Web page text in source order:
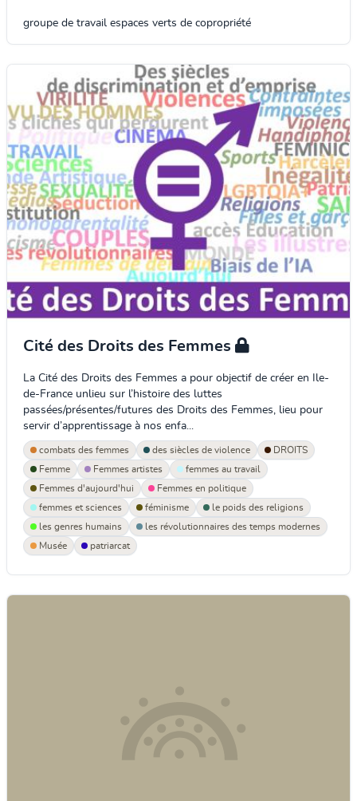
groupe de travail espaces verts de copropriété
Cité des Droits des Femmes
La Cité des Droits des Femmes a pour objectif de créer en Ile-
de-France unlieu sur l’histoire des luttes
passées/présentes/futures des Droits des Femmes, lieu pour
servir d’apprentissage à nos enfa...
combats des femmes des siècles de violence
DROITS
Femme
Femmes artistes
femmes au travail
Femmes d'aujourd'hui
Femmes en politique
femmes et sciences
féminisme
le poids des religions
les genres humains
les révolutionnaires des temps modernes
Musée
patriarcat